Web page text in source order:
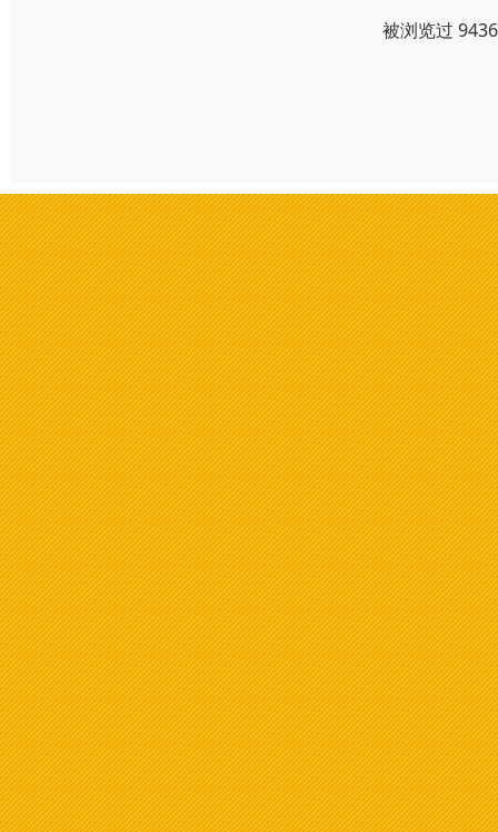
被浏览过